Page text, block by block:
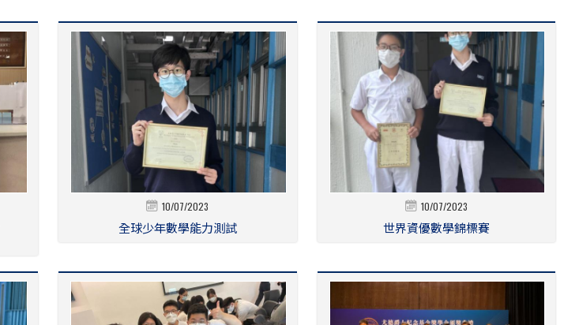
10/07/2023
全球少年數學能力測試
10/07/2023
世界資優數學錦標賽